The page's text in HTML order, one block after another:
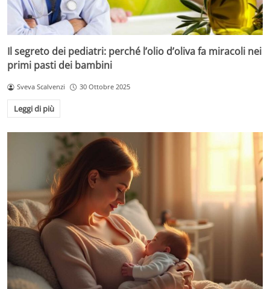
Il segreto dei pediatri: perché l’olio d’oliva fa miracoli nei
primi pasti dei bambini
Sveva Scalvenzi 30 Ottobre 2025
Leggi di più